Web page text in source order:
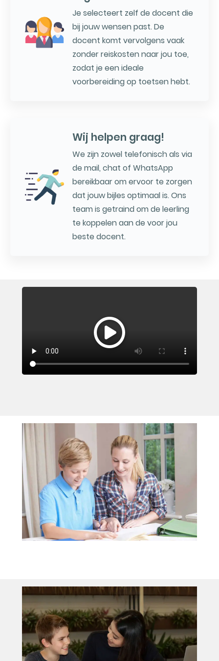
Je selecteert zelf de docent die
bij jouw wensen past. De
docent komt vervolgens vaak
zonder reiskosten naar jou toe,
zodat je een ideale
voorbereiding op toetsen hebt.
Wij helpen graag!
We zijn zowel telefonisch als via
de mail, chat of WhatsApp
bereikbaar om ervoor te zorgen
dat jouw bijles optimaal is. Ons
team is getraind om de leerling
te koppelen aan de voor jou
beste docent.